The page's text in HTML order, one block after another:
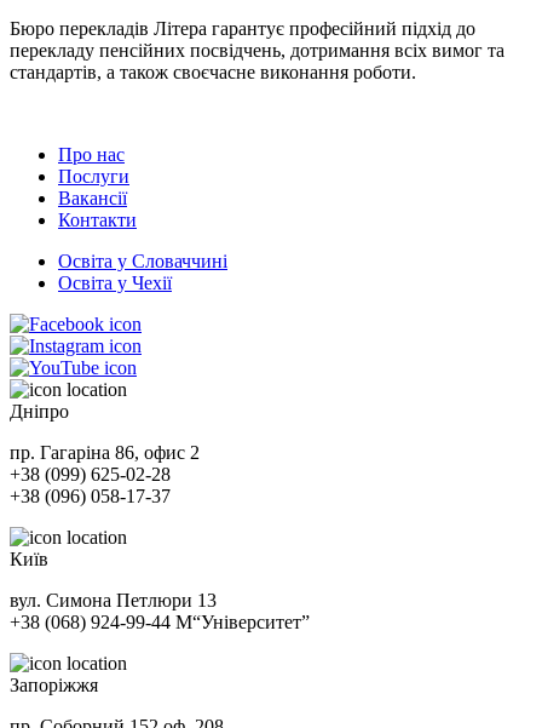
Бюро перекладів Літера гарантує професійний підхід до
перекладу пенсійних посвідчень, дотримання всіх вимог та
стандартів, а також своєчасне виконання роботи.
Про нас
Послуги
Вакансії
Контакти
Освіта у Словаччині
Освіта у Чехії
Дніпро
пр. Гагаріна 86, офис 2
+38 (099) 625-02-28
+38 (096) 058-17-37
Київ
вул. Симона Петлюри 13
+38 (068) 924-99-44 М“Університет”
Запоріжжя